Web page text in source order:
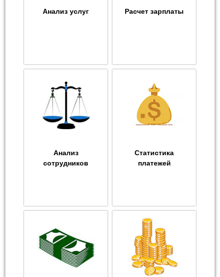
Анализ услуг Расчет зарплаты
Анализ
сотрудников
Статистика
платежей